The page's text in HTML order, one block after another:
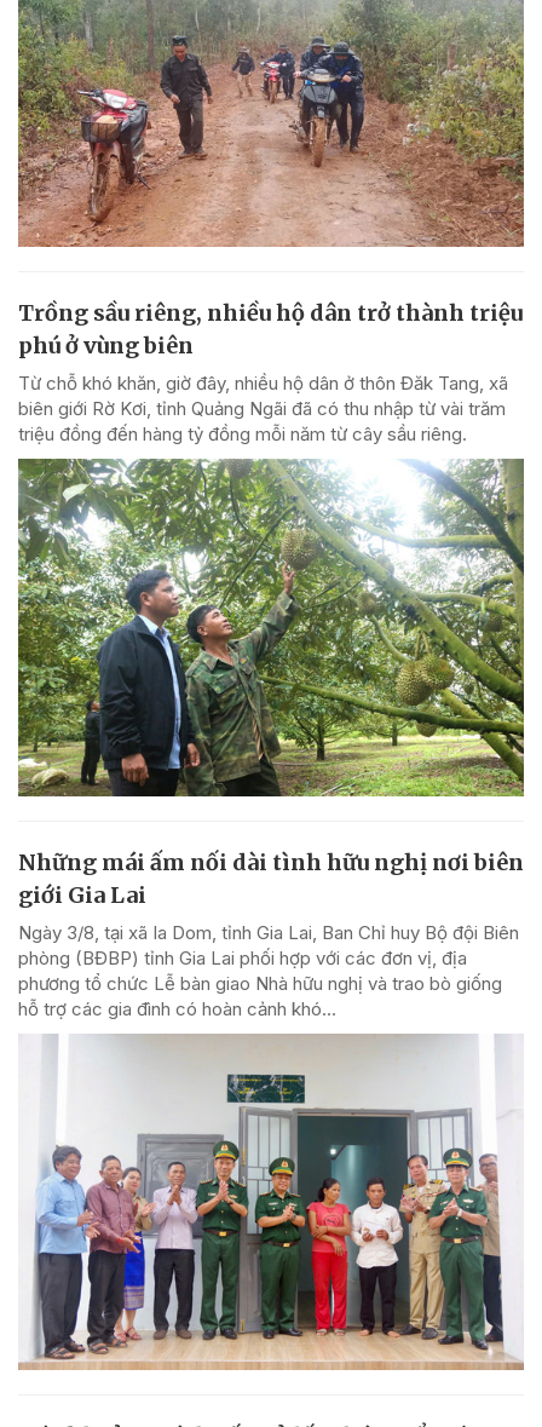
Trồng sầu riêng, nhiều hộ dân trở thành triệu
phú ở vùng biên
Từ chỗ khó khăn, giờ đây, nhiều hộ dân ở thôn Đăk Tang, xã
biên giới Rờ Kơi, tỉnh Quảng Ngãi đã có thu nhập từ vài trăm
triệu đồng đến hàng tỷ đồng mỗi năm từ cây sầu riêng.
Những mái ấm nối dài tình hữu nghị nơi biên
giới Gia Lai
Ngày 3/8, tại xã Ia Dom, tỉnh Gia Lai, Ban Chỉ huy Bộ đội Biên
phòng (BĐBP) tỉnh Gia Lai phối hợp với các đơn vị, địa
phương tổ chức Lễ bàn giao Nhà hữu nghị và trao bò giống
hỗ trợ các gia đình có hoàn cảnh khó...